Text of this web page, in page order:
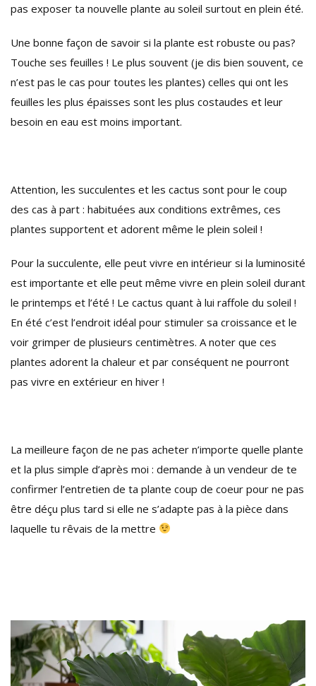
pas exposer ta nouvelle plante au soleil surtout en plein été.
Une bonne façon de savoir si la plante est robuste ou pas?
Touche ses feuilles ! Le plus souvent (je dis bien souvent, ce
n’est pas le cas pour toutes les plantes) celles qui ont les
feuilles les plus épaisses sont les plus costaudes et leur
besoin en eau est moins important.
Attention, les succulentes et les cactus sont pour le coup
des cas à part : habituées aux conditions extrêmes, ces
plantes supportent et adorent même le plein soleil !
Pour la succulente, elle peut vivre en intérieur si la luminosité
est importante et elle peut même vivre en plein soleil durant
le printemps et l’été ! Le cactus quant à lui raffole du soleil !
En été c’est l’endroit idéal pour stimuler sa croissance et le
voir grimper de plusieurs centimètres. A noter que ces
plantes adorent la chaleur et par conséquent ne pourront
pas vivre en extérieur en hiver !
La meilleure façon de ne pas acheter n’importe quelle plante
et la plus simple d’après moi : demande à un vendeur de te
confirmer l’entretien de ta plante coup de coeur pour ne pas
être déçu plus tard si elle ne s’adapte pas à la pièce dans
laquelle tu rêvais de la mettre